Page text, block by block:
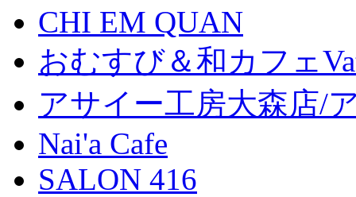
CHI EM QUAN
おむすび＆和カフェ
アサイー工房大森店/
Nai'a Cafe
SALON 416